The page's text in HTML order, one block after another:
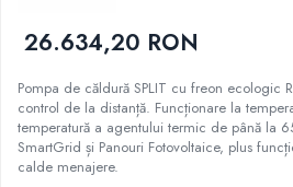
26.634,20 RON
Pompa de căldură SPLIT cu freon ecologic
control de la distanță. Funcționare la
temperatură a agentului termic de până la
SmartGrid și Panouri Fotovoltaice, plus
calde menajere.